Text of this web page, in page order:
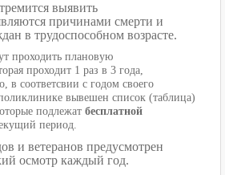
выявить
причинами смерти и
в трудоспособном возрасте.
проходить плановую
проходит 1 раз в 3 года,
в соответсвии с годом своего
вывешен список (таблица)
подлежат бесплатной
период.
и ветеранов предусмотрен
осмотр каждый год.